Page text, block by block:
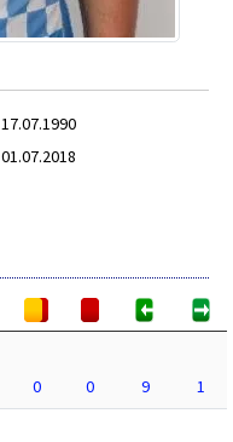
17.07.1990
01.07.2018
0 0 9
1